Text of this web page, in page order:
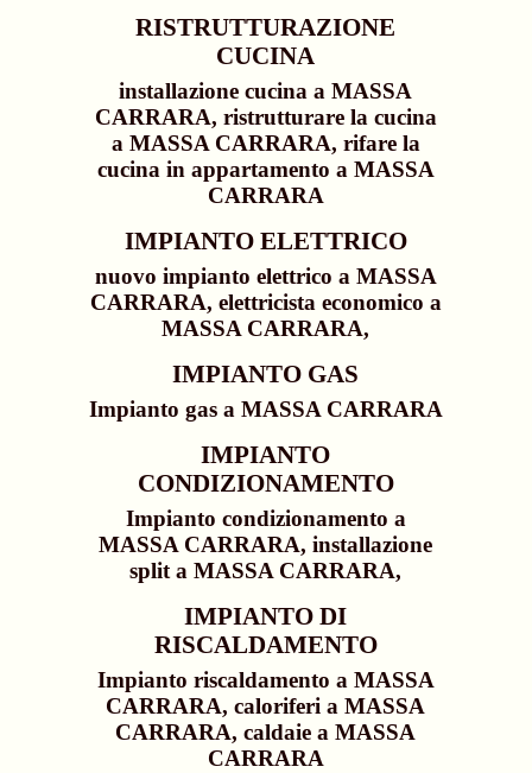
RISTRUTTURAZIONE
CUCINA
installazione cucina a MASSA
CARRARA, ristrutturare la cucina
a MASSA CARRARA, rifare la
cucina in appartamento a MASSA
CARRARA
IMPIANTO ELETTRICO
nuovo impianto elettrico a MASSA
CARRARA, elettricista economico a
MASSA CARRARA,
IMPIANTO GAS
Impianto gas a MASSA CARRARA
IMPIANTO
CONDIZIONAMENTO
Impianto condizionamento a
MASSA CARRARA, installazione
split a MASSA CARRARA,
IMPIANTO DI
RISCALDAMENTO
Impianto riscaldamento a MASSA
CARRARA, caloriferi a MASSA
CARRARA, caldaie a MASSA
CARRARA